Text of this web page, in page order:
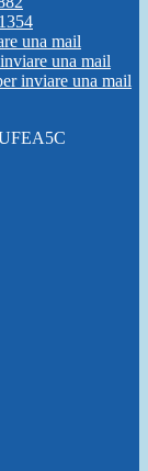
una mail
una mail
inviare una mail